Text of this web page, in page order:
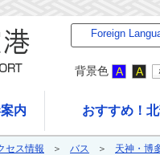
Foreign
背景色
内 おすすめ！
セス情報 バス 天神・博